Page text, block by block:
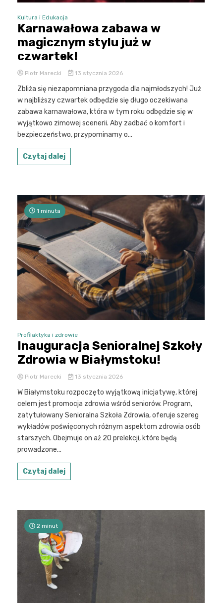
Kultura i Edukacja
Karnawałowa zabawa w
magicznym stylu już w
czwartek!
Piotr Marecki 13 stycznia 2026
Zbliża się niezapomniana przygoda dla najmłodszych! Już
w najbliższy czwartek odbędzie się długo oczekiwana
zabawa karnawałowa, która w tym roku odbędzie się w
wyjątkowo zimowej scenerii. Aby zadbać o komfort i
bezpieczeństwo, przypominamy o...
Czytaj dalej
1 minuta
Profilaktyka i zdrowie
Inauguracja Senioralnej Szkoły
Zdrowia w Białymstoku!
Piotr Marecki 13 stycznia 2026
W Białymstoku rozpoczęto wyjątkową inicjatywę, której
celem jest promocja zdrowia wśród seniorów. Program,
zatytułowany Senioralna Szkoła Zdrowia, oferuje szereg
wykładów poświęconych różnym aspektom zdrowia osób
starszych. Obejmuje on aż 20 prelekcji, które będą
prowadzone...
Czytaj dalej
2 minut